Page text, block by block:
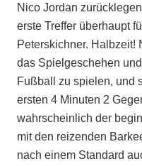
Nico Jordan
erste Treffer überhaupt
Peterskichner. Halbzeit!
das Spielgeschehen
Fußball zu spielen, und
ersten 4 Minuten 2
wahrscheinlich der
mit den reizenden
nach einem Standard